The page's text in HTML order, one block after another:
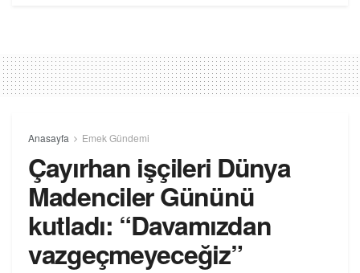
Anasayfa Emek Gündemi
Çayırhan işçileri Dünya
Madenciler Gününü
kutladı: “Davamızdan
vazgeçmeyeceğiz”